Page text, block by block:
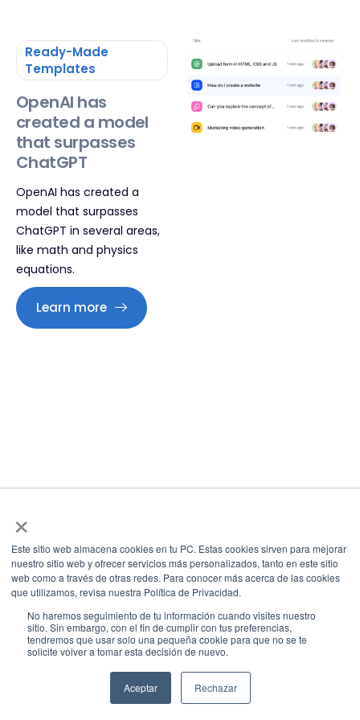
×
Este sitio web almacena cookies en tu PC. Estas cookies sirven para mejorar
nuestro sitio web y ofrecer servicios más personalizados, tanto en este sitio
web como a través de otras redes. Para conocer más acerca de las cookies
que utilizamos, revisa nuestra Política de Privacidad.
No haremos seguimiento de tu información cuando visites nuestro
sitio. Sin embargo, con el fin de cumplir con tus preferencias,
tendremos que usar solo una pequeña cookie para que no se te
solicite volver a tomar esta decisión de nuevo.
Aceptar Rechazar
Ready-Made
Templates
OpenAI has
created a model
that surpasses
ChatGPT
OpenAI has created a
model that surpasses
ChatGPT in several areas,
like math and physics
equations.
Learn more